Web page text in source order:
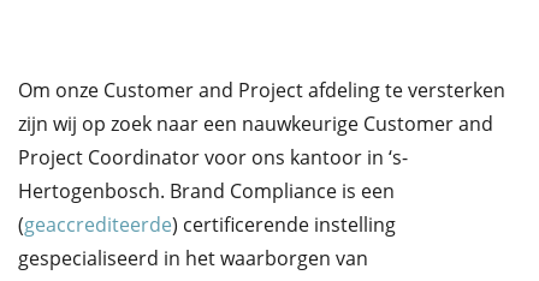
Om onze Customer and Project afdeling te versterken
zijn wij op zoek naar een nauwkeurige Customer and
Project Coordinator voor ons kantoor in ‘s-
Hertogenbosch. Brand Compliance is een
(geaccrediteerde) certificerende instelling
gespecialiseerd in het waarborgen van